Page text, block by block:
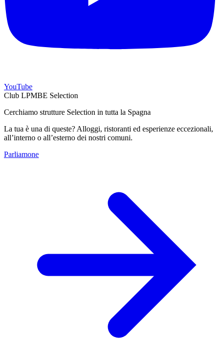
YouTube
Club LPMBE Selection
Cerchiamo strutture Selection in tutta la Spagna
La tua è una di queste? Alloggi, ristoranti ed esperienze eccezionali,
all’interno o all’esterno dei nostri comuni.
Parliamone